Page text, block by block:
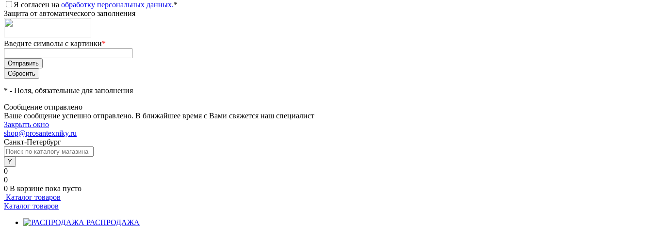
Я согласен на обработку персональных данных.*
Защита от автоматического заполнения
Введите символы с картинки*
* - Поля, обязательные для заполнения
Сообщение отправлено
Ваше сообщение успешно отправлено. В ближайшее время с Вами свяжется наш специалист
Закрыть окно
shop@prosantexniky.ru
Санкт-Петербург
0
0
0 В корзине пока пусто
Каталог товаров
Каталог товаров
РАСПРОДАЖА